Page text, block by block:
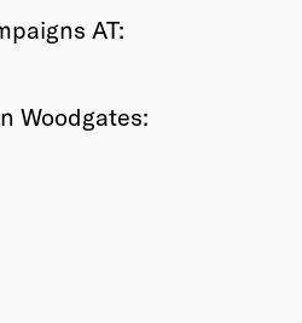
AT:
Woodgates: